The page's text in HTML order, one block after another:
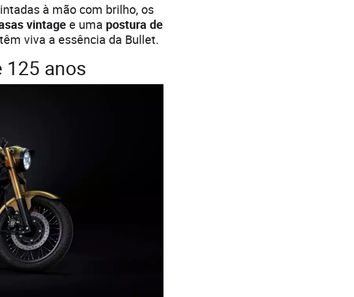
à mão com brilho, os
vintage e uma postura de
viva a essência da Bullet.
125 anos